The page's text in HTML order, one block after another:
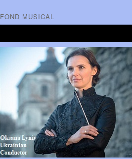
FOND MUSICAL